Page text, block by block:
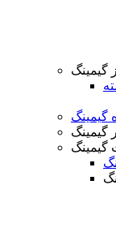
گیمینگ
گیمینگ
گیمینگ
گیمینگ